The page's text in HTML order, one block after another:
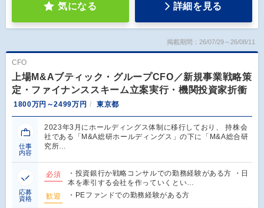
気になる 詳細を見る
掲載期間：26/07/29～26/08/11
CFO
上場M&Aブティック・グループCFO／新規事業戦略策
定・ファイナンススキーム立案実行・機関投資家折衝
1800万円～2499万円 東京都
仕事
内容
2023年3月にホールディングス体制に移行しており、 持株会
社である「M&A総研ホールディングス」の下に「M&A総合研
究所…
応募
資格
必須
・投資銀行か戦略コンサルでの勤務経験がある方 ・日
本を牽引する会社を作っていくとい…
歓迎
・PEファンドでの勤務経験がある方